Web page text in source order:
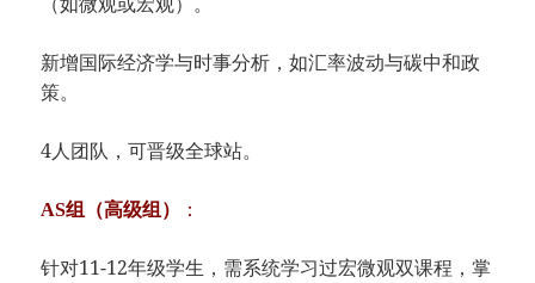
新增国际经济学与时事分析，如汇率波动与碳中和政
策。
4人团队，可晋级全球站。
​AS组（高级组）​ ​：
针对11-12年级学生，需系统学习过宏微观双课程，掌